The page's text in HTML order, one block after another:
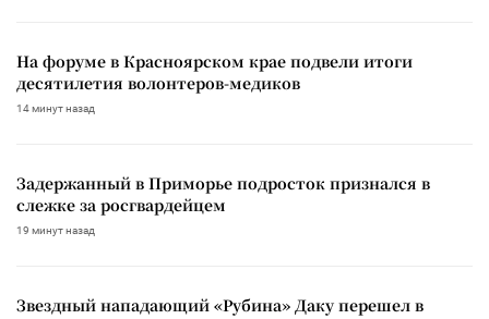
На форуме в Красноярском крае подвели итоги
десятилетия волонтеров-медиков
14 минут назад
Задержанный в Приморье подросток признался в
слежке за росгвардейцем
19 минут назад
Звездный нападающий «Рубина» Даку перешел в